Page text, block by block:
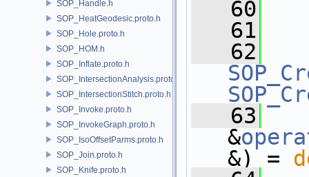
SOP_Handle.h
SOP_HeatGeodesic.proto.h
SOP_Hole.proto.h
SOP_HOM.h
SOP_Inflate.proto.h
SOP_IntersectionAnalysis.proto.h
SOP_IntersectionStitch.proto.h
SOP_Invoke.proto.h
SOP_InvokeGraph.proto.h
SOP_IsoOffsetParms.proto.h
SOP_Join.proto.h
SOP_Knife.proto.h
   60
   61
   62
   63
&
&) =